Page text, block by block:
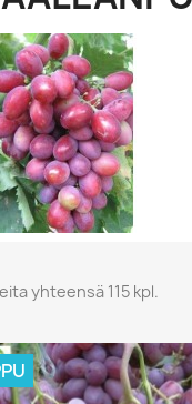
yhteensä 115 kpl.